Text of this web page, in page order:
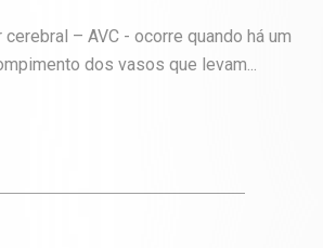
– AVC - ocorre quando há um
dos vasos que levam...